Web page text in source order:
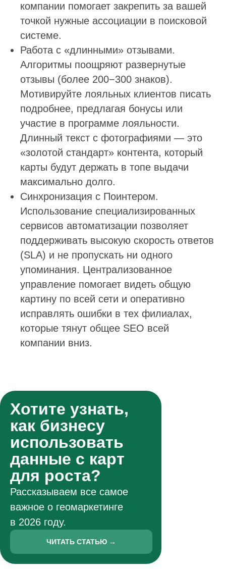
компании помогает закрепить за вашей
точкой нужные ассоциации в поисковой
системе.
Работа с «длинными» отзывами.
Алгоритмы поощряют развернутые
отзывы (более 200−300 знаков).
Мотивируйте лояльных клиентов писать
подробнее, предлагая бонусы или
участие в программе лояльности.
Длинный текст с фотографиями — это
«золотой стандарт» контента, который
карты будут держать в топе выдачи
максимально долго.
Синхронизация с Поинтером.
Использование специализированных
сервисов автоматизации позволяет
поддерживать высокую скорость ответов
(SLA) и не пропускать ни одного
упоминания. Централизованное
управление помогает видеть общую
картину по всей сети и оперативно
исправлять ошибки в тех филиалах,
которые тянут общее SEO всей
компании вниз.
Хотите узнать,
как бизнесу
использовать
данные с карт
для роста?
Рассказываем все самое
важное о геомаркетинге
в 2026 году.
ЧИТАТЬ СТАТЬЮ →